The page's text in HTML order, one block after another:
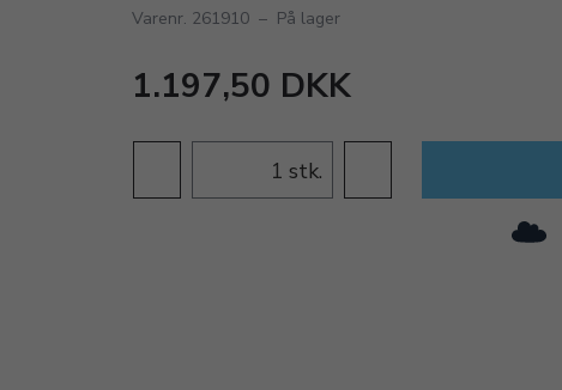
Varenr. 261910 – På lager
1.197,50 DKK
stk.